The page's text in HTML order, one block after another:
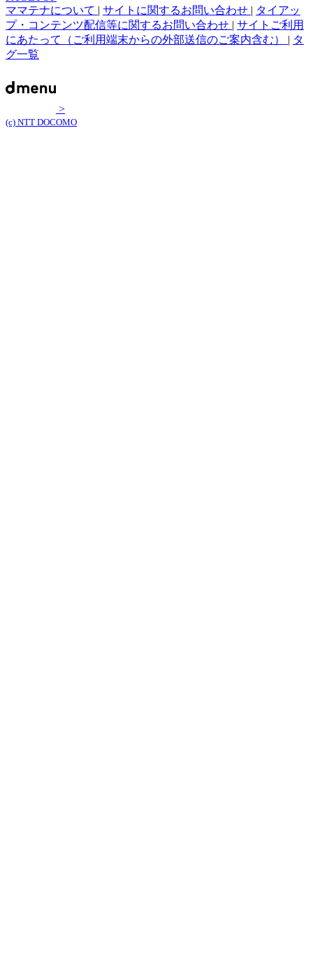
ママテナについて | サイトに関するお問い合わせ | タイアッ
プ・コンテンツ配信等に関するお問い合わせ | サイトご利用
にあたって（ご利用端末からの外部送信のご案内含む） | タ
グ一覧
>
(c) NTT DOCOMO